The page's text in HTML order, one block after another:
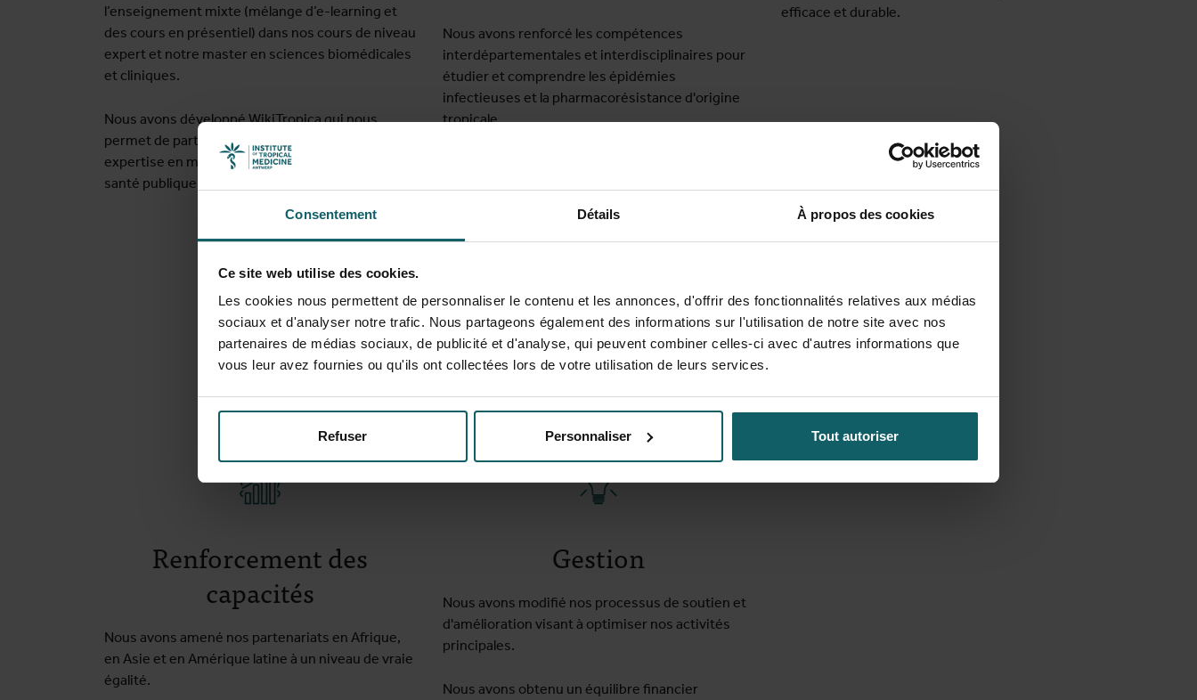
Consentement Détails À propos des cookies
Ce site web utilise des cookies.
Les cookies nous permettent de personnaliser le contenu et les annonces, d'offrir des fonctionnalités relatives aux médias
sociaux et d'analyser notre trafic. Nous partageons également des informations sur l'utilisation de notre site avec nos
partenaires de médias sociaux, de publicité et d'analyse, qui peuvent combiner celles-ci avec d'autres informations que
vous leur avez fournies ou qu'ils ont collectées lors de votre utilisation de leurs services.
Refuser Personnaliser Tout autoriser
l’enseignement mixte (mélange d’e-learning et
des cours en présentiel) dans nos cours de niveau
expert et notre master en sciences biomédicales
et cliniques.
Nous avons développé WikiTropica qui nous
permet de partager et de développer notre
expertise en matière de maladies tropicales et de
santé publique dans le monde entier.
Nous avons renforcé les compétences
interdépartementales et interdisciplinaires pour
étudier et comprendre les épidémies
infectieuses et la pharmacorésistance d'origine
tropicale.
grâce à la recherche empirique et politique, la
formation théorique et la gestion des
connaissances.
efficace et durable.
Renforcement des
capacités
Nous avons amené nos partenariats en Afrique,
en Asie et en Amérique latine à un niveau de vraie
égalité.
Gestion
Nous avons modifié nos processus de soutien et
d'amélioration visant à optimiser nos activités
principales.
Nous avons obtenu un équilibre financier